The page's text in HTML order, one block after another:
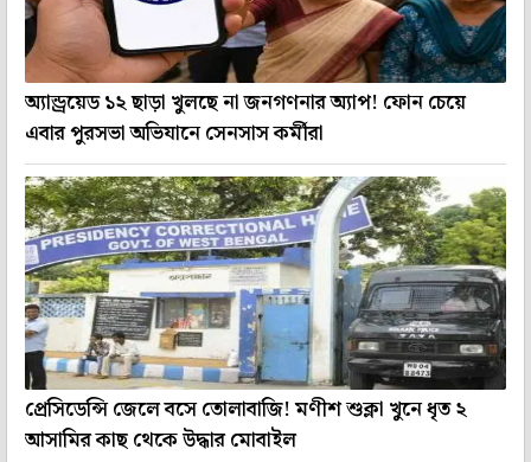
অ্যান্ড্রয়েড ১২ ছাড়া খুলছে না জনগণনার অ্যাপ! ফোন চেয়ে
এবার পুরসভা অভিযানে সেনসাস কর্মীরা
প্রেসিডেন্সি জেলে বসে তোলাবাজি! মণীশ শুক্লা খুনে ধৃত ২
আসামির কাছ থেকে উদ্ধার মোবাইল